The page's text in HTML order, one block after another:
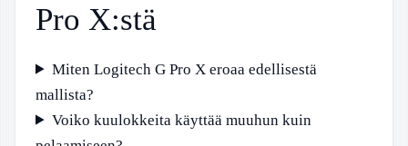
Pro X:stä
Miten Logitech G Pro X eroaa edellisestä
mallista?
Voiko kuulokkeita käyttää muuhun kuin